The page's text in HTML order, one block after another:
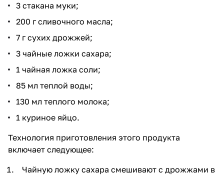
3 стакана муки;
200 г сливочного масла;
7 г сухих дрожжей;
3 чайные ложки сахара;
1 чайная ложка соли;
85 мл теплой воды;
130 мл теплого молока;
1 куриное яйцо.
Технология приготовления этого продукта
включает следующее:
Чайную ложку сахара смешивают с дрожжами в